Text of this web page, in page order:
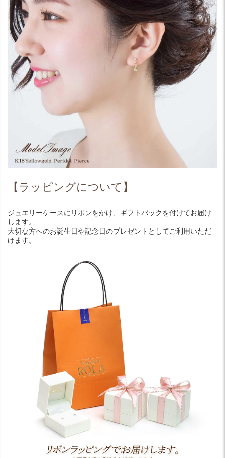
【ラッピングについて】
ジュエリーケースにリボンをかけ、ギフトバックを付けてお届け
します。
大切な方へのお誕生日や記念日のプレゼントとしてご利用いただ
けます。